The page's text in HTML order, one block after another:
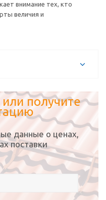
внимание тех, кто
величия и
или получите
данные о ценах,
поставки